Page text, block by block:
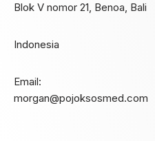
Blok V nomor 21, Benoa, Bali
Indonesia
Email:
morgan@pojoksosmed.com